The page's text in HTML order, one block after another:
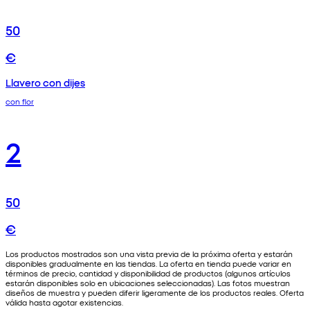
50
€
Llavero con dijes
con flor
2
50
€
Los productos mostrados son una vista previa de la próxima oferta y estarán
disponibles gradualmente en las tiendas. La oferta en tienda puede variar en
términos de precio, cantidad y disponibilidad de productos (algunos artículos
estarán disponibles solo en ubicaciones seleccionadas). Las fotos muestran
diseños de muestra y pueden diferir ligeramente de los productos reales. Oferta
válida hasta agotar existencias.